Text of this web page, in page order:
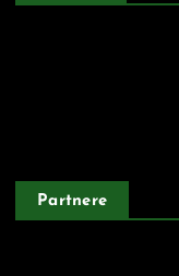
Partnere